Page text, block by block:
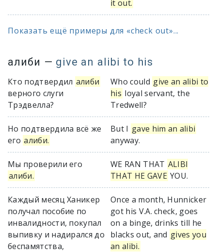
it out.
Показать ещё примеры для «check out»...
алиби — give an alibi to his
Кто подтвердил алиби
верного слуги
Трэдвелла?
Who could give an alibi to
his loyal servant, the
Tredwell?
Но подтвердила всё же
его алиби.
But I gave him an alibi
anyway.
Мы проверили его
алиби.
WE RAN THAT ALIBI
THAT HE GAVE YOU.
Каждый месяц Ханикер
получал пособие по
инвалидности, покупал
выпивку и надирался до
беспамятства,
Once a month, Hunnicker
got his V.A. check, goes
on a binge, drinks till he
blacks out, and gives you
an alibi.